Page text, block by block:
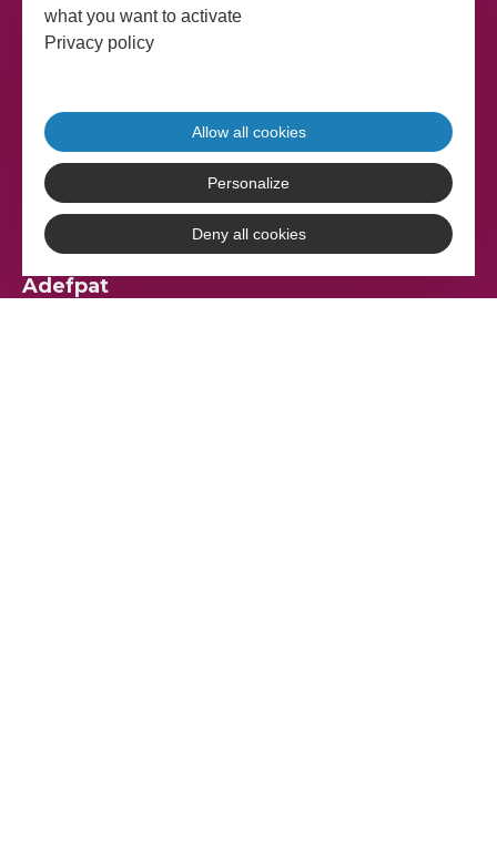
Adefpat
what you want to activate
Privacy policy
Allow all cookies
Personalize
Deny all cookies